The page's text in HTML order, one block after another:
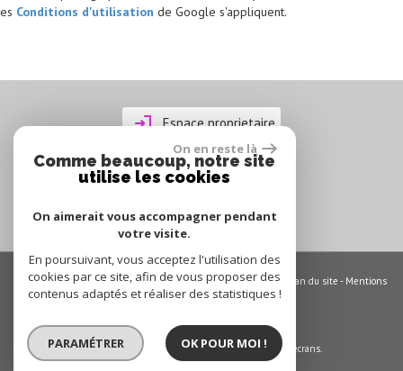
es Conditions d'utilisation de Google s'appliquent.
Espace proprietaire
© 2026 | Tous droits réservés | Traduction powered by Google - Plan du site - Mentions
légales-Nos honoraires-Partenaires-Admin
Site internet compatible multi-supports,
un seul site adaptable à tous les types d'écrans.
On en reste là
Comme beaucoup, notre site
utilise les cookies
On aimerait vous accompagner pendant
votre visite.
En poursuivant, vous acceptez l'utilisation des
cookies par ce site, afin de vous proposer des
contenus adaptés et réaliser des statistiques !
PARAMÉTRER OK POUR MOI !